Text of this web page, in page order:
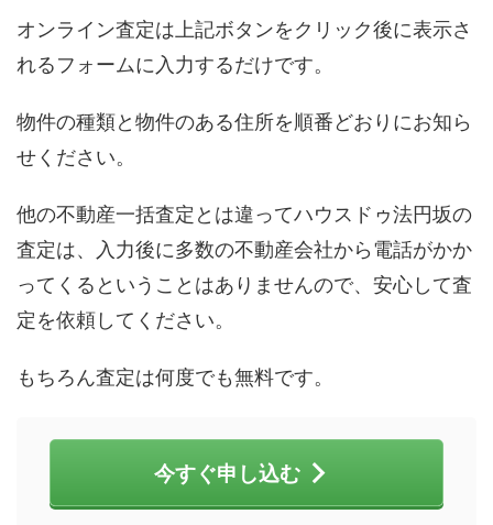
オンライン査定は上記ボタンをクリック後に表示さ
れるフォームに入力するだけです。
物件の種類と物件のある住所を順番どおりにお知ら
せください。
他の不動産一括査定とは違ってハウスドゥ法円坂の
査定は、入力後に多数の不動産会社から電話がかか
ってくるということはありませんので、安心して査
定を依頼してください。
もちろん査定は何度でも無料です。
今すぐ申し込む